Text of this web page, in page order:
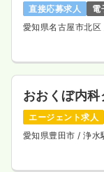
直接応募求人 電
愛知県名古屋市北区
おおくぼ内科
エージェント求人
愛知県豊田市 / 浄水